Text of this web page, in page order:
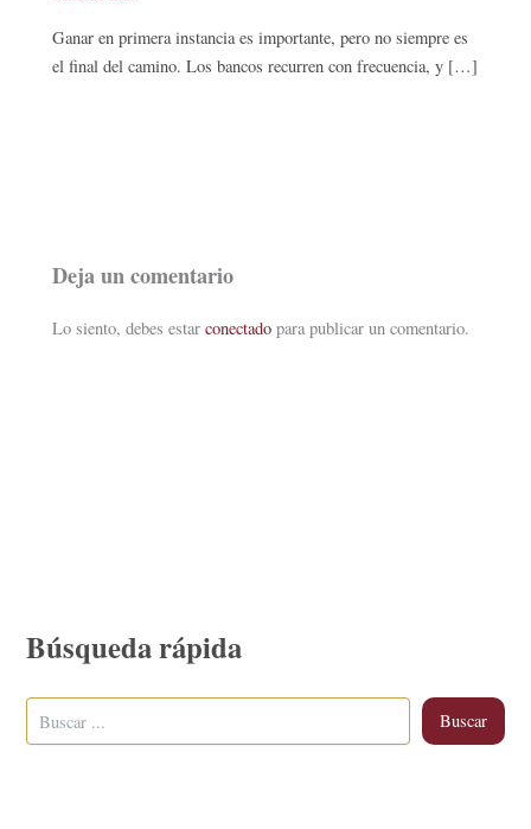
Ganar en primera instancia es importante, pero no siempre es
el final del camino. Los bancos recurren con frecuencia, y […]
Deja un comentario
Lo siento, debes estarconectado para publicar un comentario.
Búsqueda rápida
Buscar